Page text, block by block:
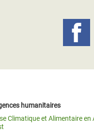
humanitaires
Climatique et Alimentaire en